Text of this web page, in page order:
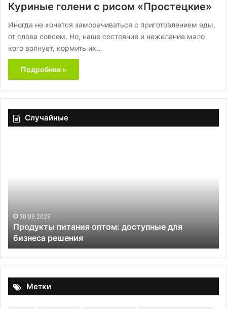
Куриные голени с рисом «Простецкие»
Иногда не хочется заморачиваться с приготовлением еды,
от слова совсем. Но, наше состояние и нежелание мало
кого волнует, кормить их…
Подробнее »
Случайные
30.09.2025
Продукты питания оптом: доступные для
бизнеса решения
Метки